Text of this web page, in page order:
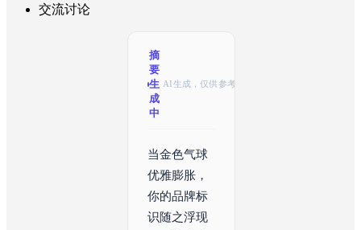
交流讨论
摘
要
生
成
中
AI生成，仅供参考
当金色气球
优雅膨胀，
你的品牌标
识随之浮现